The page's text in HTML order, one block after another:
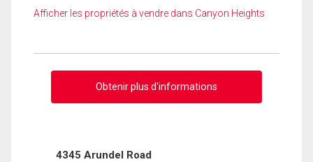
Afficher les propriétés à vendre dans Canyon Heights
Obtenir plus d'informations
4345 Arundel Road